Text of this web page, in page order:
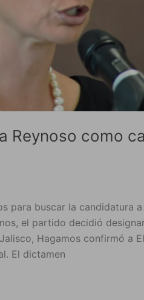
Reynoso como
para buscar la candidatura
el partido decidió
Hagamos confirmó a
El dictamen